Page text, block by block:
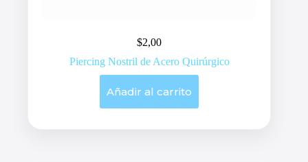
$2,00
Piercing Nostril de Acero Quirúrgico
Añadir al carrito